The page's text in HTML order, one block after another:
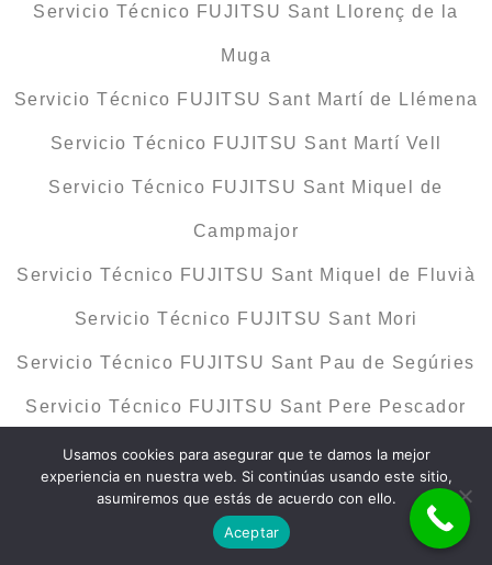
Servicio Técnico FUJITSU Sant Llorenç de la
Muga
Servicio Técnico FUJITSU Sant Martí de Llémena
Servicio Técnico FUJITSU Sant Martí Vell
Servicio Técnico FUJITSU Sant Miquel de
Campmajor
Servicio Técnico FUJITSU Sant Miquel de Fluvià
Servicio Técnico FUJITSU Sant Mori
Servicio Técnico FUJITSU Sant Pau de Segúries
Servicio Técnico FUJITSU Sant Pere Pescador
Servicio Técnico FUJITSU Santa Coloma de
Farners
Servicio Técnico FUJITSU Santa Cristina d’Aro
Usamos cookies para asegurar que te damos la mejor
experiencia en nuestra web. Si continúas usando este sitio,
asumiremos que estás de acuerdo con ello.
Aceptar